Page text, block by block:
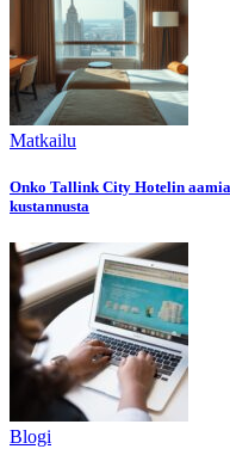
Matkailu
Onko Tallink City Hotelin
kustannusta
Blogi